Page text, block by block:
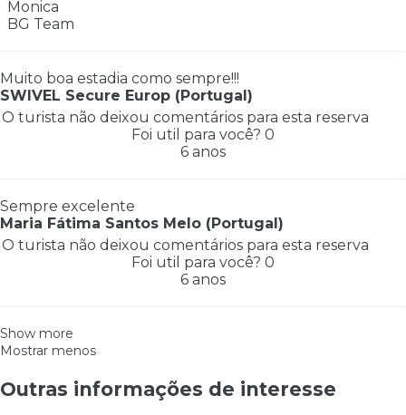
Monica
BG Team
Muito boa estadia como sempre!!!
SWIVEL Secure Europ (Portugal)
O turista não deixou comentários para esta reserva
Foi util para você? 0
6 anos
Sempre excelente
Maria Fátima Santos Melo (Portugal)
O turista não deixou comentários para esta reserva
Foi util para você? 0
6 anos
Show more
Mostrar menos
Outras informações de interesse